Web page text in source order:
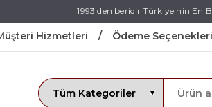
1993 den beridir Türkiye'nin En
Hizmetleri Ödeme Seçenekleri